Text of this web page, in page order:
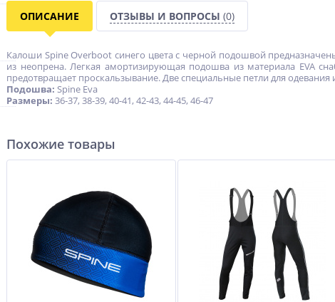
ОПИСАНИЕ ОТЗЫВЫ И ВОПРОСЫ (0)
Калоши Spine Overboot синего цвета с черной подошвой
из неопрена. Легкая амортизирующая подошва из материала EVA
предотвращает проскальзывание. Две специальные петли для одевания
Подошва: Spine Eva
Размеры: 36-37, 38-39, 40-41, 42-43, 44-45, 46-47
Похожие товары